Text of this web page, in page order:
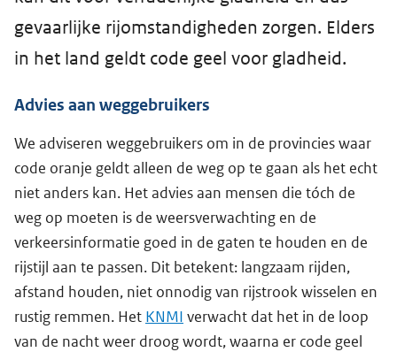
gevaarlijke rijomstandigheden zorgen. Elders
in het land geldt code geel voor gladheid.
Advies aan weggebruikers
We adviseren weggebruikers om in de provincies waar
code oranje geldt alleen de weg op te gaan als het echt
niet anders kan. Het advies aan mensen die tóch de
weg op moeten is de weersverwachting en de
verkeersinformatie goed in de gaten te houden en de
rijstijl aan te passen. Dit betekent: langzaam rijden,
afstand houden, niet onnodig van rijstrook wisselen en
rustig remmen. Het KNMI verwacht dat het in de loop
van de nacht weer droog wordt, waarna er code geel